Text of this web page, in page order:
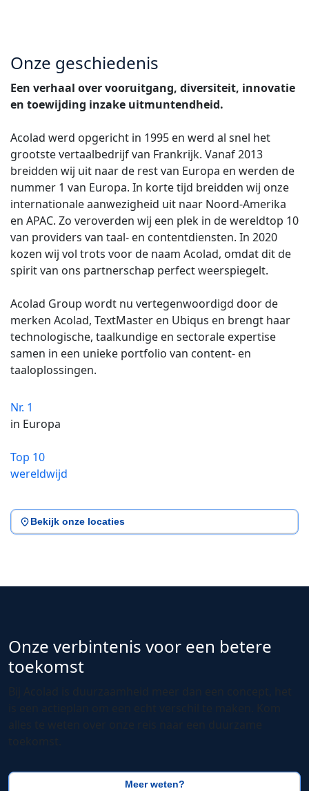
Onze geschiedenis
Een verhaal over vooruitgang, diversiteit, innovatie
en toewijding inzake uitmuntendheid.
Acolad werd opgericht in 1995 en werd al snel het
grootste vertaalbedrijf van Frankrijk. Vanaf 2013
breidden wij uit naar de rest van Europa en werden de
nummer 1 van Europa. In korte tijd breidden wij onze
internationale aanwezigheid uit naar Noord-Amerika
en APAC. Zo veroverden wij een plek in de wereldtop 10
van providers van taal- en contentdiensten. In 2020
kozen wij vol trots voor de naam Acolad, omdat dit de
spirit van ons partnerschap perfect weerspiegelt.
Acolad Group wordt nu vertegenwoordigd door de
merken Acolad, TextMaster en Ubiqus en brengt haar
technologische, taalkundige en sectorale expertise
samen in een unieke portfolio van content- en
taaloplossingen.
Nr. 1
in Europa
Top 10
wereldwijd
Bekijk onze locaties
Onze verbintenis voor een betere
toekomst
Meer weten?